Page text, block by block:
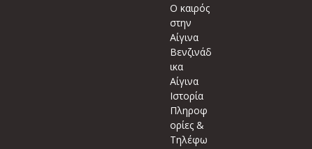
Ο καιρός
στην
Αίγινα
Βενζινάδ
ικα
Αίγινα
Ιστορία
Πληροφ
ορίες &
Τηλέφω